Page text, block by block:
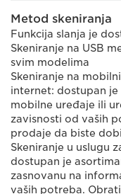
Metod skeniranja
Funkcija slanja je
Skeniranje na USB
svim modelima
Skeniranje na
internet: dostupan je
mobilne uređaje ili
zavisnosti od vaših
prodaje da biste
Skeniranje u uslugu
dostupan je
zasnovanu na
vaših potreba.